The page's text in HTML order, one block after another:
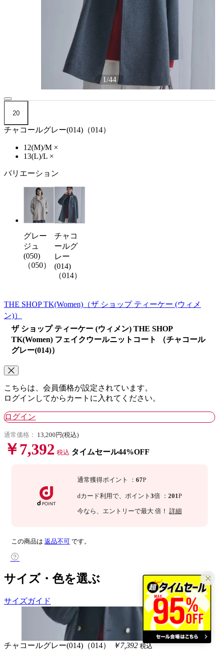
1/44
20
チャコールグレー(014)（014）
12(M)/M ×
13(L)/L ×
バリエーション
グレー
ジュ
(050)
（050）
チャコ
ールグ
レー
(014)
（014）
THE SHOP TK(Women) （ザ ショップ ティーケー (ウィメ
ン)）
ザ ショップ ティーケー (ウィメン) THE SHOP
TK(Women) フェイクウールニットコート （チャコール
グレー(014)）
こちらは、会員価格が設定されています。
ログインしてからカートに入れてください。
ログイン
通常価格： 13,200円(税込)
￥7,392 税込 タイムセール44%OFF
通常獲得ポイント ： 67P
dカード利用で、 ポイント 3倍 ： 201P
今なら 、エントリーで最大 倍！ 詳細
この商品は 返品不可 です。
サイズ・色を選ぶ
サイズガイド
チャコールグレー(014)（014） ￥7,392 税込